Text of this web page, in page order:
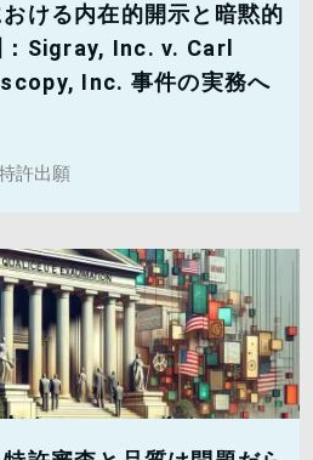
ける内在的開示と暗黙的
Sigray, Inc. v. Carl
Inc. 事件の実務へ
許出願